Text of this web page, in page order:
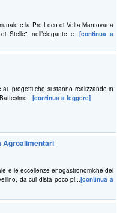
e la Pro Loco di Volta Mantovana
Stelle”, nell’elegante c...[continua a
ai progetti che si stanno realizzando in
[continua a leggere]
Agroalimentari
e le eccellenze enogastronomiche del
da cui dista poco pi...[continua a